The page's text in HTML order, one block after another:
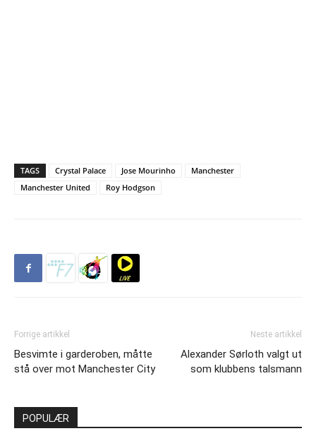
TAGS Crystal Palace Jose Mourinho
Manchester
Manchester United
Roy Hodgson
Forrige artikkel
Besvimte i garderoben, måtte
stå over mot Manchester City
Neste artikkel
Alexander Sørloth valgt ut
som klubbens talsmann
POPULÆR